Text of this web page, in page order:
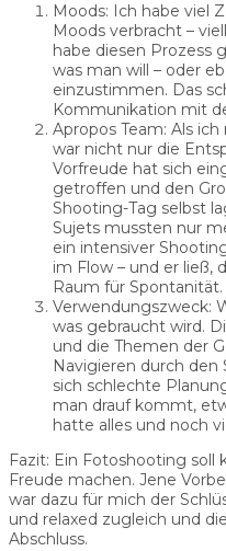
Moods: Ich habe viel
Moods verbracht –
habe diesen Prozess
was man will – oder
einzustimmen. Das
Kommunikation mit
Apropos Team: Als
war nicht nur die
Vorfreude hat sich
getroffen und den
Shooting-Tag selbst
Sujets mussten nur
ein intensiver
im Flow – und er ließ,
Raum für Spontanität.
Verwendungszweck:
was gebraucht wird.
und die Themen der
Navigieren durch
sich schlechte
man drauf kommt,
hatte alles und noch
Fazit: Ein Fotoshooting soll
Freude machen. Jene
war dazu für mich der
und relaxed zugleich und
Abschluss.